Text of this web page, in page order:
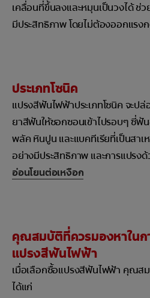
เคลื่อนที่ขึ้นลงและหมุนเป็นวงได้ ช่
มีประสิทธิภาพ โดยไม่ต้องออกแร
ประเภทโซนิค
แปรงสีฟันไฟฟ้าประเภทโซนิค จะ
ยาสีฟันให้ซอกซอนเข้าไปรอบๆ ซี่
พลัค หินปูน และแบคทีเรียที่เป็นสาเ
อย่างมีประสิทธิภาพ และการแปรงด้
อ่อนโยนต่อเหงือก
คุณสมบัติที่ควรมองหาในก
แปรงสีฟันไฟฟ้า
เมื่อเลือกซื้อแปรงสีฟันไฟฟ้า คุณ
ได้แก่